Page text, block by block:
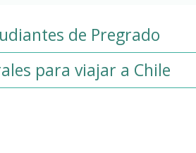
de Pregrado
para viajar a Chile